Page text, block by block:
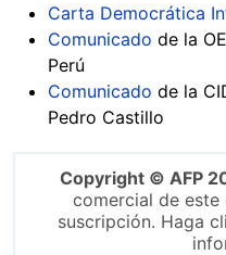
Carta Democrática
Comunicado de la
Perú
Comunicado de la
Pedro Castillo
Copyright © AFP
comercial de este
suscripción. Haga